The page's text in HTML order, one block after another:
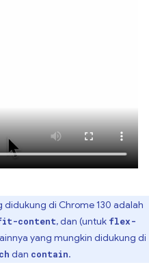
didukung di Chrome 130 adalah
content, dan (untuk flex-
yang mungkin didukung di
dan contain.